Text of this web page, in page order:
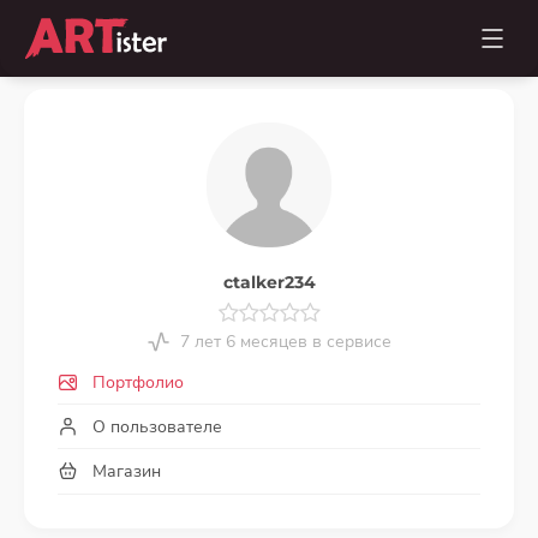
ctalker234
7 лет 6 месяцев в сервисе
Портфолио
О пользователе
Магазин